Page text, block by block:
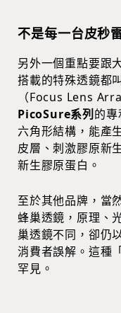
不是每一台皮秒
另外一個重點要跟
搭載的特殊透鏡都
（Focus Lens
PicoSure系列 的
六角形結構 ，能產
皮層、刺激膠原新
新生膠原蛋白。
至於其他品牌，當
蜂巢透鏡，原理、
巢透鏡不同，卻仍
消費者誤解。這種
罕見。